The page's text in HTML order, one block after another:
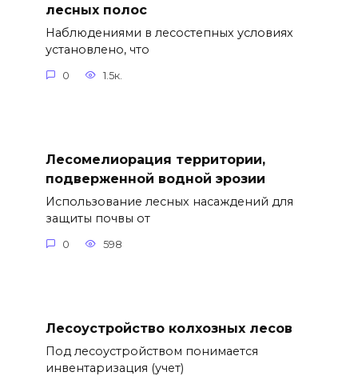
лесных полос
Наблюдениями в лесостепных условиях
установлено, что
0 1.5к.
Лесомелиорация территории,
подверженной водной эрозии
Использование лесных насаждений для
защиты почвы от
0 598
Лесоустройство колхозных лесов
Под лесоустройством понимается
инвентаризация (учет)